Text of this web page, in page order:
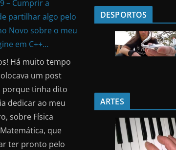
– Cumprir a
partilhar algo pelo
Novo sobre o meu
em C++…
Há muito tempo
um post
porque tinha dito
dedicar ao meu
sobre Física
que
ter pronto pelo
DESPORTOS
ARTES